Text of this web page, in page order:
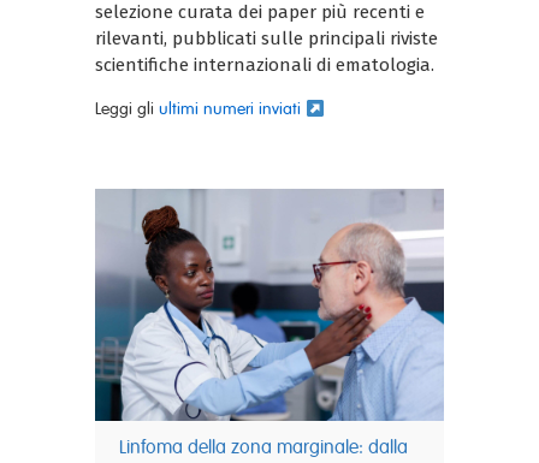
selezione curata dei paper più recenti e
rilevanti, pubblicati sulle principali riviste
scientifiche internazionali di ematologia.
Leggi gli ultimi numeri inviati
Linfoma della zona marginale: dalla